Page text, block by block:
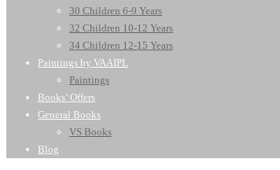
30 Children 6-9 Years
32 Children 10-12 Years
34 Children 12-15 Years
Paintings by VAAIPL
Paintings
Books’ Offers
General Books
VS Books
Blog